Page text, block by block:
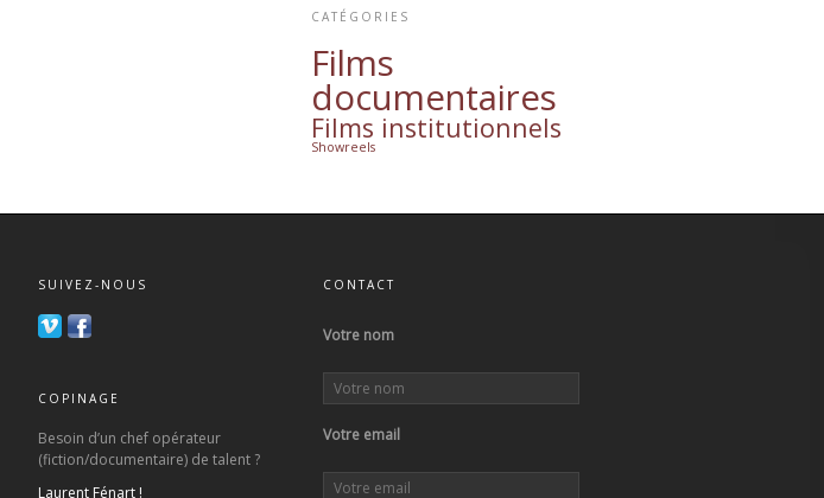
CATÉGORIES
Films
documentaires
Films institutionnels
Showreels
SUIVEZ-NOUS
COPINAGE
Besoin d’un chef opérateur
(fiction/documentaire) de talent ?
Laurent Fénart !
CONTACT
Votre nom
Votre email